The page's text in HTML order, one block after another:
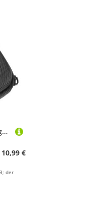
GAROZATION Golf Entfernungsmesser Tasche Robust mit Reißverschluss Multifunktionale Tragetasche für Golfzubehör und Bälle Leicht Tragbar als Hüfttasche Praktischer Organizer für Outdoor
10,99 €
der